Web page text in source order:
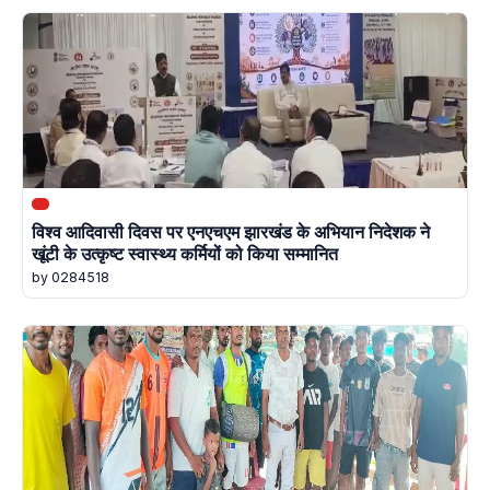
विश्व आदिवासी दिवस पर एनएचएम झारखंड के अभियान निदेशक ने
खूंटी के उत्कृष्ट स्वास्थ्य कर्मियों को किया सम्मानित
by 0284518